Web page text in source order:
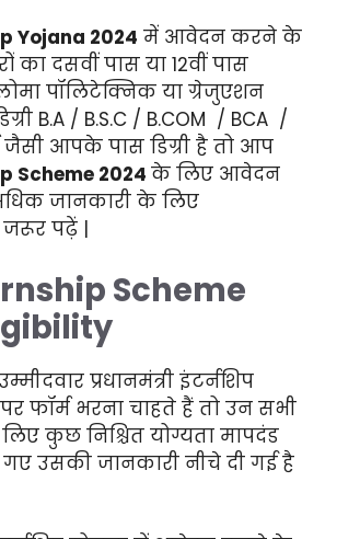
Yojana 2024 में आवेदन करने के
का दसवीं पास या 12वीं पास
पॉलिटेक्निक या ग्रेजुएशन
B.A / B.S.C / B.COM / BCA /
जैसी आपके पास डिग्री है तो आप
Scheme 2024 के लिए आवेदन
जानकारी के लिए
पढ़ें |
Scheme
प्रधानमंत्री इंटर्नशिप
फॉर्म भरना चाहते हैं तो उन सभी
कुछ निश्चित योग्यता मापदंड
गए उसकी जानकारी नीचे दी गई है